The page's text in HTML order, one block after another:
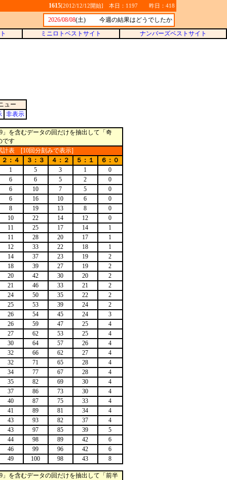
1615[2012/12/12開始] 本日：1197 昨日：418
2026/08/08(土) 今週の結果はどうでしたか
ミニロトベストサイト ナンバーズベストサイト
ュー
非表示
」を含むデータの回だけを抽出して「奇
です
表 [10回分刻みで表示]
２：４ ３：３ ４：２ ５：１
６：０
1 5 3 1
0
6 6 5 2
0
6 10 7 5
0
6 16 10 6
0
8 19 13 8
0
10 22 14 12
0
11 25 17 14
1
11 28 20 17
1
12 33 22 18
1
14 37 23 19
2
18 39 27 19
2
20 42 30 20
2
21 46 33 21
2
24 50 35 22
2
25 53 39 24
2
26 54 45 24
3
26 59 47 25
4
27 62 53 25
4
30 64 57 26
4
32 66 62 27
4
32 71 65 28
4
34 77 67 28
4
35 82 69 30
4
37 86 73 30
4
40 87 75 33
4
41 89 81 34
4
43 93 82 37
4
43 97 85 39
5
44 98 89 42
6
46 99 96 42
6
49 100 98 43 8
」を含むデータの回だけを抽出して「前半